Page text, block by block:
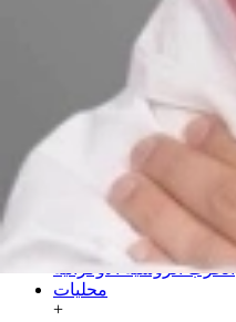
الحرب الروسية الأوكرانية
محليات
+